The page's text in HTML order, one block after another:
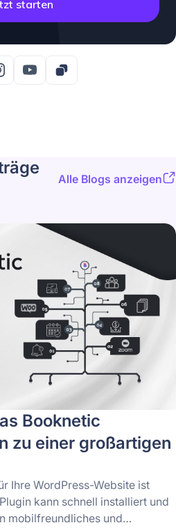
starten
Alle Blogs anzeigen
Booknetic
zu einer großartigen
Ihre WordPress-Website ist
kann schnell installiert und
mobilfreundliches und